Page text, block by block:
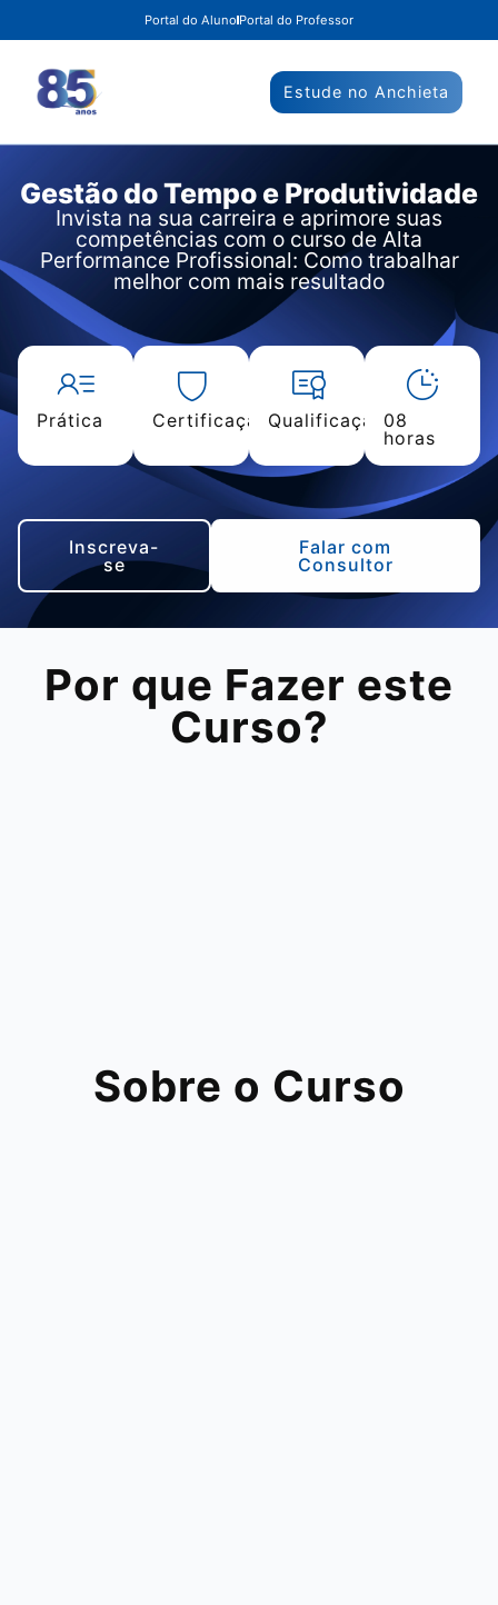
Portal do Aluno Portal do Professor
Estude no Anchieta
Gestão do Tempo e Produtividade
Invista na sua carreira e aprimore suas
competências com o curso de Alta
Performance Profissional: Como trabalhar
melhor com mais resultado
Prática CertificaçãoQualificação08
horas
Inscreva-
se
Falar com
Consultor
Por que Fazer este
Curso?
Sobre o Curso